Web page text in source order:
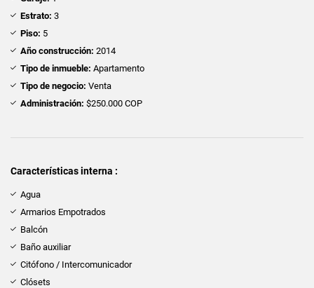
Estrato: 3
Piso: 5
Año construcción: 2014
Tipo de inmueble: Apartamento
Tipo de negocio: Venta
Administración: $250.000 COP
Características interna :
Agua
Armarios Empotrados
Balcón
Baño auxiliar
Citófono / Intercomunicador
Clósets